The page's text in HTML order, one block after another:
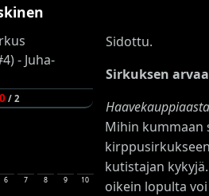
/ 2
6 7 8 9 10
Sidottu.
Sirkuksen
Haavekauppiaasta
Mihin kummaan
kutistajan
oikein lopulta